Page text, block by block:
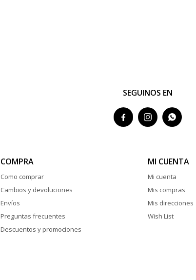
SEGUINOS EN
  
COMPRA
Como comprar
Cambios y devoluciones
Envíos
Preguntas frecuentes
Descuentos y promociones
MI CUENTA
Mi cuenta
Mis compras
Mis direcciones
Wish List